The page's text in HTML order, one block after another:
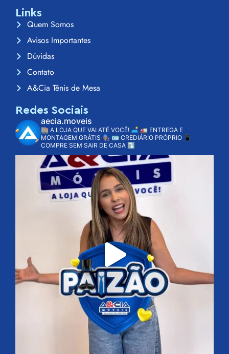
Links
Quem Somos
Avisos Importantes
Dúvidas
Contato
A&Cia Tênis de Mesa
Redes Sociais
aecia.moveis
🏬 A LOJA QUE VAI ATÉ VOCÊ! 🛋️ 🚛 ENTREGA E
MONTAGEM GRÁTIS 👨🏽‍🔧 🪪 CREDIÁRIO PRÓPRIO 📱
COMPRE SEM SAIR DE CASA ⤵️